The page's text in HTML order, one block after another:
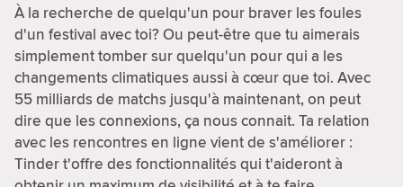
À la recherche de quelqu'un pour braver les foules
d'un festival avec toi? Ou peut-être que tu aimerais
simplement tomber sur quelqu'un pour qui a les
changements climatiques aussi à cœur que toi. Avec
55 milliards de matchs jusqu'à maintenant, on peut
dire que les connexions, ça nous connait. Ta relation
avec les rencontres en ligne vient de s'améliorer :
Tinder t'offre des fonctionnalités qui t'aideront à